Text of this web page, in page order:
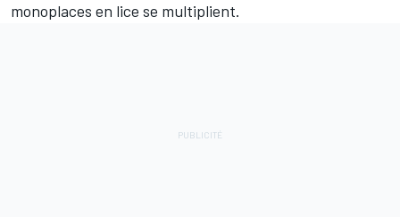
monoplaces en lice se multiplient.